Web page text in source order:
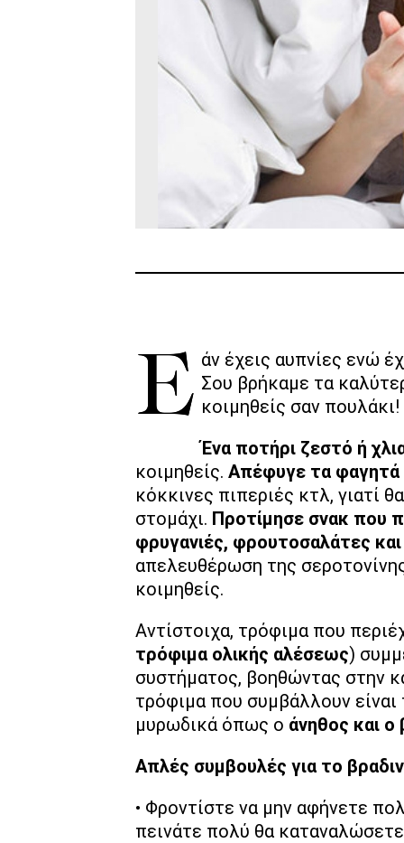
Εάν έχεις αυπνίες ενώ έχεις δοκιμάσει τα πάντα, μην σκας πια! Σου βρήκαμε τα
κοιμηθείς σαν πουλάκι!
Ένα ποτήρι ζεστό ή
κοιμηθείς. Απέφυγε τα φαγητά
κόκκινες πιπεριές κτλ, γιατί
στομάχι. Προτίμησε σνακ που
φρυγανιές, φρουτοσαλάτες
απελευθέρωση της
κοιμηθείς.
Αντίστοιχα, τρόφιμα που
τρόφιμα ολικής αλέσεως)
συστήματος, βοηθώντας στην
τρόφιμα που συμβάλλουν
μυρωδικά όπως ο άνηθος και ο
Απλές συμβουλές για το
• Φροντίστε να μην αφήνετε
πεινάτε πολύ θα